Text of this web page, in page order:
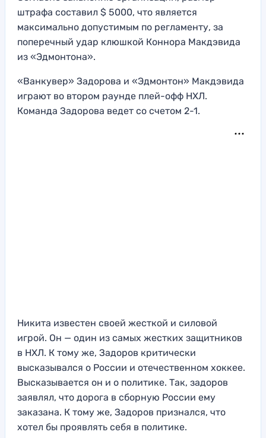
штрафа составил $ 5000, что является
максимально допустимым по регламенту, за
поперечный удар клюшкой Коннора Макдэвида
из «Эдмонтона».
«Ванкувер» Задорова и «Эдмонтон» Макдэвида
играют во втором раунде плей-офф НХЛ.
Команда Задорова ведет со счетом 2-1.
Никита известен своей жесткой и силовой
игрой. Он — один из самых жестких защитников
в НХЛ. К тому же, Задоров критически
высказывался о России и отечественном хоккее.
Высказывается он и о политике. Так, задоров
заявлял, что дорога в сборную России ему
заказана. К тому же, Задоров признался, что
хотел бы проявлять себя в политике.